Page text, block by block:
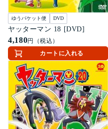
ゆうパケット便 DVD
ヤッターマン 18 [DVD]
4,180円（税込）
カートに入れる